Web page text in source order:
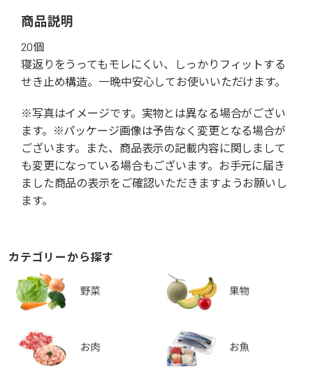
商品説明
20個
寝返りをうってもモレにくい、しっかりフィットする
せき止め構造。一晩中安心してお使いいただけます。
※写真はイメージです。実物とは異なる場合がござい
ます。※パッケージ画像は予告なく変更となる場合が
ございます。また、商品表示の記載内容に関しまして
も変更になっている場合もございます。お手元に届き
ました商品の表示をご確認いただきますようお願いし
ます。
カテゴリーから探す